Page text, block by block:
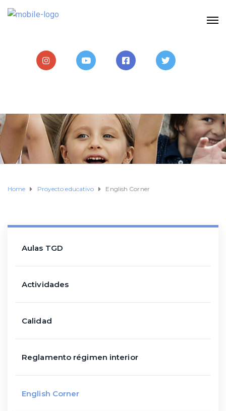
Home Proyecto educativo English Corner
Aulas TGD
Actividades
Calidad
Reglamento régimen interior
English Corner